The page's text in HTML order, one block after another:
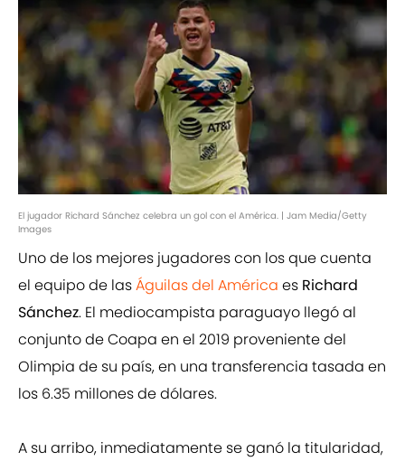
El jugador Richard Sánchez celebra un gol con el América. | Jam Media/Getty
Images
Uno de los mejores jugadores con los que cuenta
el equipo de lasÁguilas del América es Richard
Sánchez. El mediocampista paraguayo llegó al
conjunto de Coapa en el 2019 proveniente del
Olimpia de su país, en una transferencia tasada en
los 6.35 millones de dólares.
A su arribo, inmediatamente se ganó la titularidad,